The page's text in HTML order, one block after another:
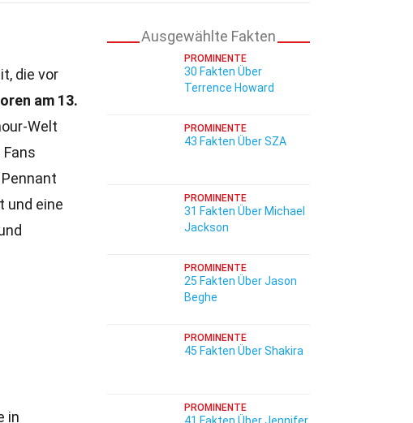
die vor
am 13.
Welt
und eine
in
Ausgewählte Fakten
PROMINENTE
30 Fakten Über
Terrence Howard
PROMINENTE
43 Fakten Über SZA
PROMINENTE
31 Fakten Über Michael
Jackson
PROMINENTE
25 Fakten Über Jason
Beghe
PROMINENTE
45 Fakten Über Shakira
PROMINENTE